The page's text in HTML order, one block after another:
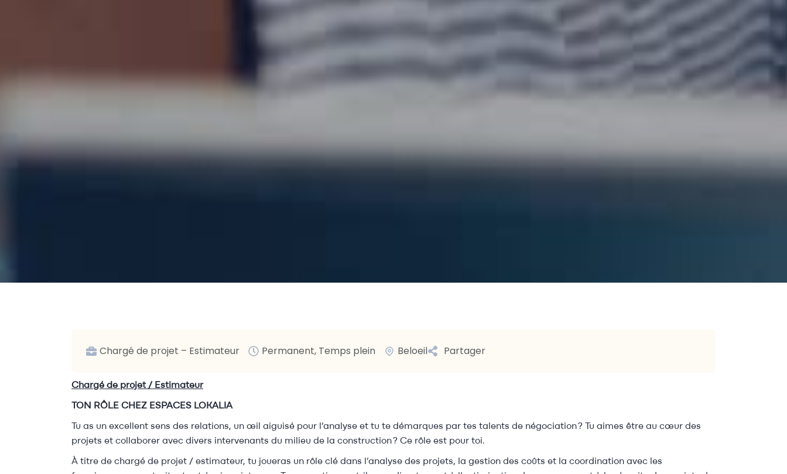
Chargé de projet – Estimateur Permanent, Temps plein Beloeil Partager
Chargé de projet / Estimateur
TON RÔLE CHEZ ESPACES LOKALIA
Tu as un excellent sens des relations, un œil aiguisé pour l’analyse et tu te démarques par tes talents de négociation ? Tu aimes être au cœur des
projets et collaborer avec divers intervenants du milieu de la construction ? Ce rôle est pour toi.
À titre de chargé de projet / estimateur, tu joueras un rôle clé dans l’analyse des projets, la gestion des coûts et la coordination avec les